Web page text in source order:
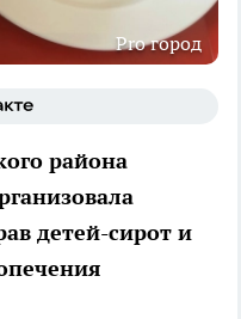
Pro город
района
детей-сирот и